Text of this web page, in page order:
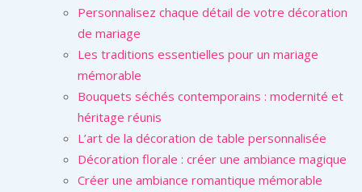
Personnalisez chaque détail de votre décoration
de mariage
Les traditions essentielles pour un mariage
mémorable
Bouquets séchés contemporains : modernité et
héritage réunis
L’art de la décoration de table personnalisée
Décoration florale : créer une ambiance magique
Créer une ambiance romantique mémorable